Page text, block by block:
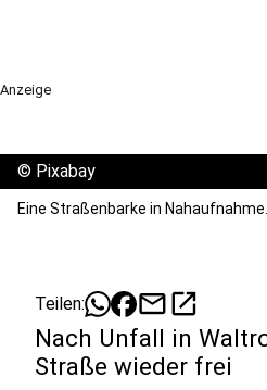
Anzeige
© Pixabay
Eine Straßenbarke in Nahaufnahme.
Teilen: mailopen_in_new
Nach Unfall in
Straße wieder frei